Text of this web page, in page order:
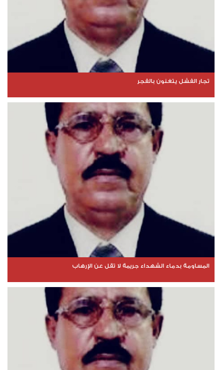
تجار الفشل يتغنون بالفجر
المساومة بدماء الشهداء جريمة لا تقل عن الإرهاب